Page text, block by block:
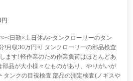
><日勤×土日休み>タンクローリーのタン
!月収30万円可 タンクローリーの部品検査
ます! 軽作業のため作業負荷はほとんどあ
部品が大小様々なものがあり、やりがいが
タンクの目視検査 部品の測定検査(ノギスや